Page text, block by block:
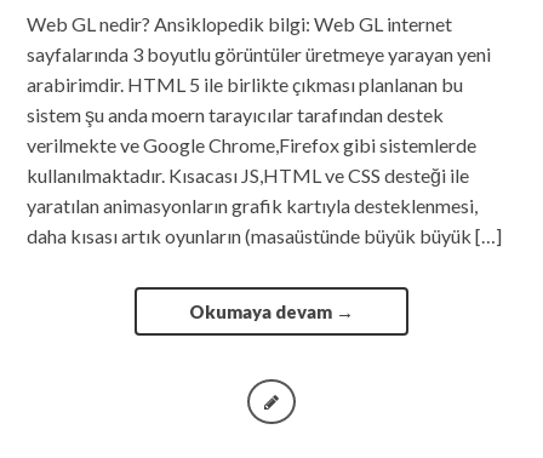
Web GL nedir? Ansiklopedik bilgi: Web GL internet
sayfalarında 3 boyutlu görüntüler üretmeye yarayan yeni
arabirimdir. HTML 5 ile birlikte çıkması planlanan bu
sistem şu anda moern tarayıcılar tarafından destek
verilmekte ve Google Chrome,Firefox gibi sistemlerde
kullanılmaktadır. Kısacası JS,HTML ve CSS desteği ile
yaratılan animasyonların grafik kartıyla desteklenmesi,
daha kısası artık oyunların (masaüstünde büyük büyük […]
Okumaya devam →